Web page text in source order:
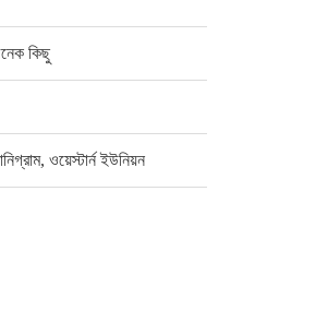
কিছু
ওয়েস্টার্ন ইউনিয়ন